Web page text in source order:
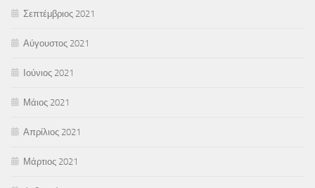
Σεπτέμβριος 2021
Αύγουστος 2021
Ιούνιος 2021
Μάιος 2021
Απρίλιος 2021
Μάρτιος 2021